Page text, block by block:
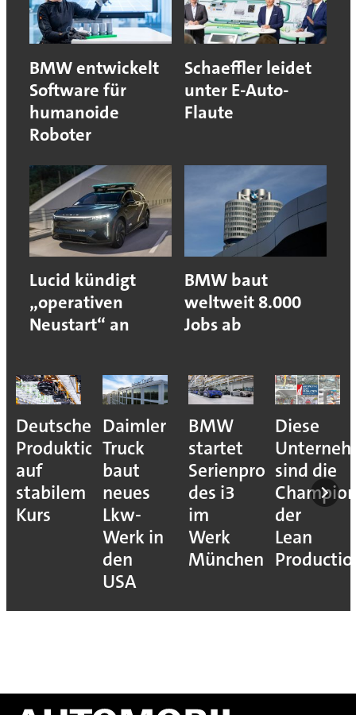
BMW entwickelt
Software für
humanoide
Roboter
Schaeffler leidet
unter E-Auto-
Flaute
Lucid kündigt
„operativen
Neustart“ an
BMW baut
weltweit 8.000
Jobs ab
Deutsche
Produktion
auf
stabilem
Kurs
Daimler
Truck
baut
neues
Lkw-
Werk in
den
USA
BMW
startet
Serienproduktion
des i3
im
Werk
München
Diese
sind die
der
Lean